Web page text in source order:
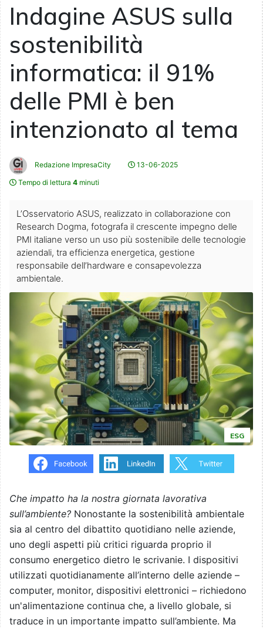
Indagine ASUS sulla
sostenibilità
informatica: il 91%
delle PMI è ben
intenzionato al tema
Redazione ImpresaCity
13-06-2025
Tempo di lettura 4 minuti
L’Osservatorio ASUS, realizzato in collaborazione con
Research Dogma, fotografa il crescente impegno delle
PMI italiane verso un uso più sostenibile delle tecnologie
aziendali, tra efficienza energetica, gestione
responsabile dell’hardware e consapevolezza
ambientale.
ESG
Che impatto ha la nostra giornata lavorativa
sull’ambiente? Nonostante la sostenibilità ambientale
sia al centro del dibattito quotidiano nelle aziende,
uno degli aspetti più critici riguarda proprio il
consumo energetico dietro le scrivanie. I dispositivi
utilizzati quotidianamente all’interno delle aziende –
computer, monitor, dispositivi elettronici – richiedono
un'alimentazione continua che, a livello globale, si
traduce in un importante impatto sull’ambiente. Ma